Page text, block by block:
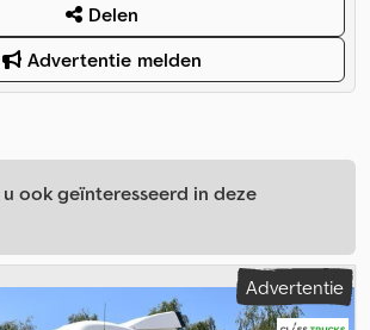
Delen
Advertentie melden
ook geïnteresseerd in deze
Advertentie